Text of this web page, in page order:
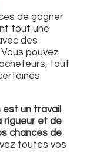
de gagner
tout une
des
pouvez
tout
est un travail
rigueur et de
chances de
toutes vos